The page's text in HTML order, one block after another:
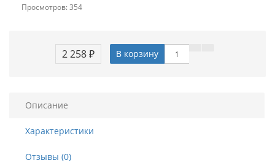
Просмотров: 354
2 258 ₽ В корзину
Описание
Характеристики
Отзывы (0)